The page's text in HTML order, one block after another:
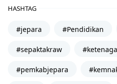
HASHTAG
#jepara #Pendidikan
#sepaktakraw
#pemkabjepara